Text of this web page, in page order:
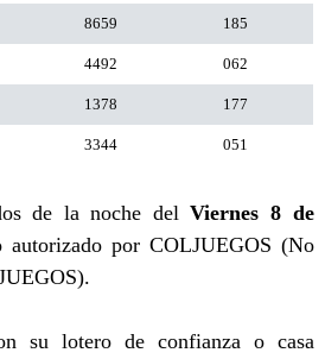
8659 185
4492 062
1378 177
3344 051
de la noche delViernes 8 de
por COLJUEGOS (No
su lotero de confianza o casa